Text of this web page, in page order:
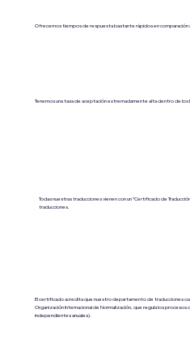
Ofrecemos tiempos de respuesta bastante rápidos en comparación
Tenemos una tasa de aceptación extremadamente alta dentro de los
Todas nuestras traducciones vienen con un “Certificado de
traducciones.
El certificado acredita que nuestro departamento de traducciones
Organización Internacional de Normalización, que regula los
independientes anuales).